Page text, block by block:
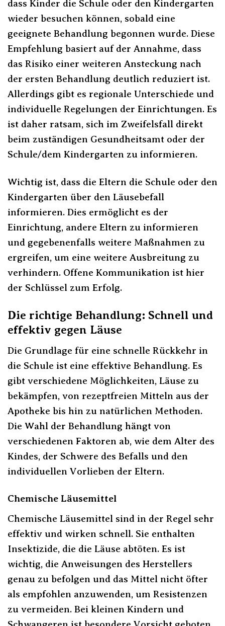
dass Kinder die Schule oder den Kindergarten
wieder besuchen können, sobald eine
geeignete Behandlung begonnen wurde. Diese
Empfehlung basiert auf der Annahme, dass
das Risiko einer weiteren Ansteckung nach
der ersten Behandlung deutlich reduziert ist.
Allerdings gibt es regionale Unterschiede und
individuelle Regelungen der Einrichtungen. Es
ist daher ratsam, sich im Zweifelsfall direkt
beim zuständigen Gesundheitsamt oder der
Schule/dem Kindergarten zu informieren.
Wichtig ist, dass die Eltern die Schule oder den
Kindergarten über den Läusebefall
informieren. Dies ermöglicht es der
Einrichtung, andere Eltern zu informieren
und gegebenenfalls weitere Maßnahmen zu
ergreifen, um eine weitere Ausbreitung zu
verhindern. Offene Kommunikation ist hier
der Schlüssel zum Erfolg.
Die richtige Behandlung: Schnell und
effektiv gegen Läuse
Die Grundlage für eine schnelle Rückkehr in
die Schule ist eine effektive Behandlung. Es
gibt verschiedene Möglichkeiten, Läuse zu
bekämpfen, von rezeptfreien Mitteln aus der
Apotheke bis hin zu natürlichen Methoden.
Die Wahl der Behandlung hängt von
verschiedenen Faktoren ab, wie dem Alter des
Kindes, der Schwere des Befalls und den
individuellen Vorlieben der Eltern.
Chemische Läusemittel
Chemische Läusemittel sind in der Regel sehr
effektiv und wirken schnell. Sie enthalten
Insektizide, die die Läuse abtöten. Es ist
wichtig, die Anweisungen des Herstellers
genau zu befolgen und das Mittel nicht öfter
als empfohlen anzuwenden, um Resistenzen
zu vermeiden. Bei kleinen Kindern und